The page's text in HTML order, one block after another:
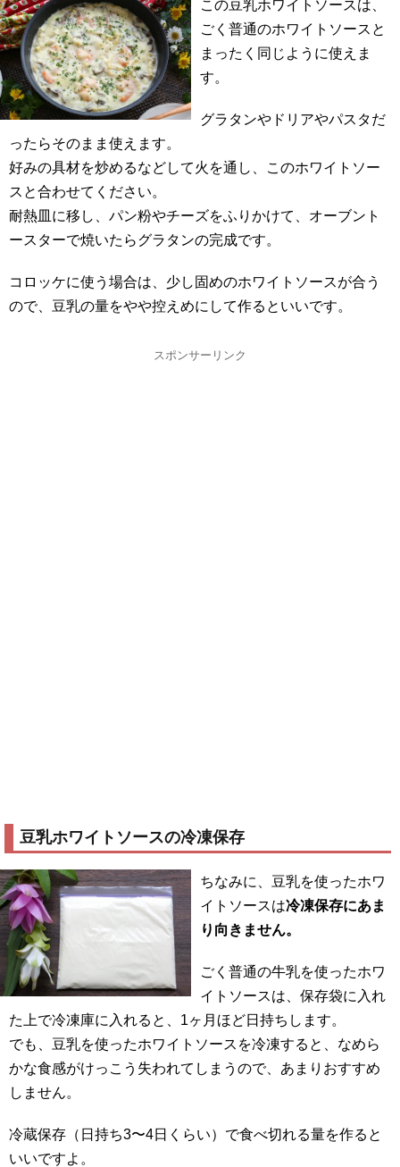
この豆乳ホワイトソースは、
ごく普通のホワイトソースと
まったく同じように使えま
す。
グラタンやドリアやパスタだ
ったらそのまま使えます。
好みの具材を炒めるなどして火を通し、このホワイトソー
スと合わせてください。
耐熱皿に移し、パン粉やチーズをふりかけて、オーブント
ースターで焼いたらグラタンの完成です。
コロッケに使う場合は、少し固めのホワイトソースが合う
ので、豆乳の量をやや控えめにして作るといいです。
スポンサーリンク
豆乳ホワイトソースの冷凍保存
ちなみに、豆乳を使ったホワ
イトソースは冷凍保存にあま
り向きません。
ごく普通の牛乳を使ったホワ
イトソースは、保存袋に入れ
た上で冷凍庫に入れると、1ヶ月ほど日持ちします。
でも、豆乳を使ったホワイトソースを冷凍すると、なめら
かな食感がけっこう失われてしまうので、あまりおすすめ
しません。
冷蔵保存（日持ち3〜4日くらい）で食べ切れる量を作ると
いいですよ。